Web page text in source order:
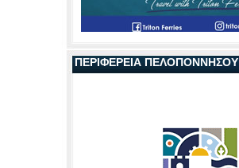
ΠΕΡΙΦΕΡΕΙΑ ΠΕΛΟΠΟΝΝΗΣΟΥ